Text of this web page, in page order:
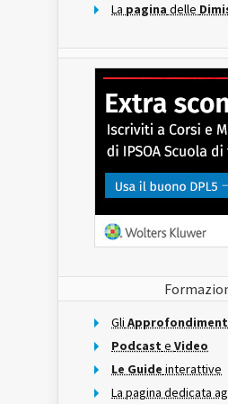
La pagina delle
Gli
Podcast e Video
Le Guide interattive
La pagina dedicata